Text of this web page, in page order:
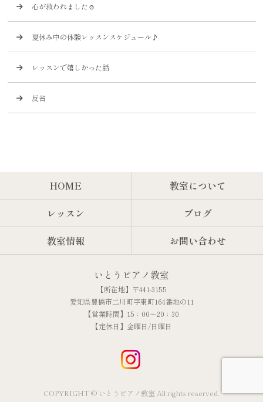
心が救われました☺️
夏休み中の体験レッスンスケジュール♪
レッスンで嬉しかった話
反省
HOME
教室について
レッスン
ブログ
教室情報
お問い合わせ
いとうピアノ教室
【所在地】〒441-3155
愛知県豊橋市二川町字東町164番地の11
【営業時間】15：00～20：30
【定休日】金曜日/日曜日
COPYRIGHT © いとうピアノ教室 All rights reserved.